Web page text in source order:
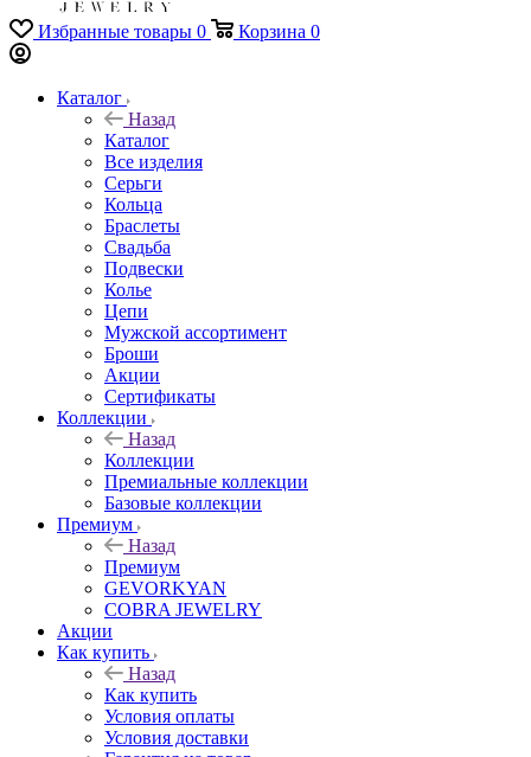
Избранные товары 0 Корзина 0
Каталог
Назад
Каталог
Все изделия
Серьги
Кольца
Браслеты
Свадьба
Подвески
Колье
Цепи
Мужской ассортимент
Броши
Акции
Сертификаты
Коллекции
Назад
Коллекции
Премиальные коллекции
Базовые коллекции
Премиум
Назад
Премиум
GEVORKYAN
COBRA JEWELRY
Акции
Как купить
Назад
Как купить
Условия оплаты
Условия доставки